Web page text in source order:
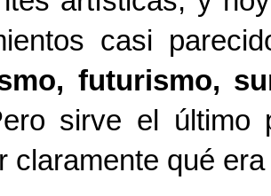
casi
futurismo,
sirve el
claramente qué